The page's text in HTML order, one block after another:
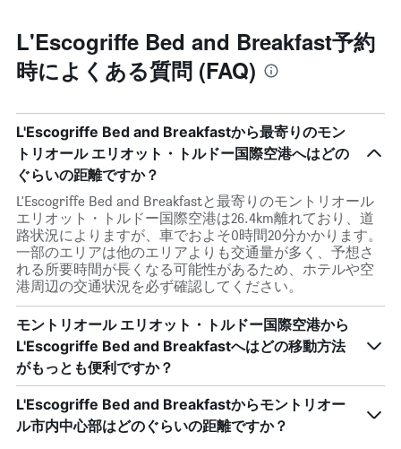
L'Escogriffe Bed and Breakfast予約
時によくある質問 (FAQ)
L'Escogriffe Bed and Breakfastから最寄りのモン
トリオール エリオット・トルドー国際空港へはどの
ぐらいの距離ですか？
L'Escogriffe Bed and Breakfastと最寄りのモントリオール
エリオット・トルドー国際空港は26.4km離れており、道
路状況によりますが、車でおよそ0時間20分かかります。
一部のエリアは他のエリアよりも交通量が多く、予想さ
れる所要時間が長くなる可能性があるため、ホテルや空
港周辺の交通状況を必ず確認してください。
モントリオール エリオット・トルドー国際空港から
L'Escogriffe Bed and Breakfastへはどの移動方法
がもっとも便利ですか？
L'Escogriffe Bed and Breakfastからモントリオー
ル市内中心部はどのぐらいの距離ですか？